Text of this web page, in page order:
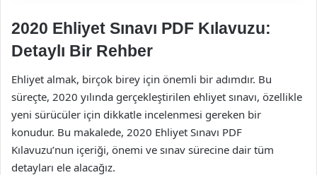
2020 Ehliyet Sınavı PDF Kılavuzu:
Detaylı Bir Rehber
Ehliyet almak, birçok birey için önemli bir adımdır. Bu
süreçte, 2020 yılında gerçekleştirilen ehliyet sınavı, özellikle
yeni sürücüler için dikkatle incelenmesi gereken bir
konudur. Bu makalede, 2020 Ehliyet Sınavı PDF
Kılavuzu’nun içeriği, önemi ve sınav sürecine dair tüm
detayları ele alacağız.